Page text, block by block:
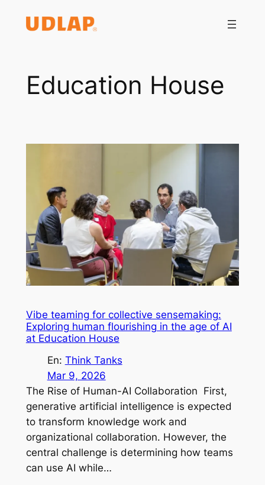
Education House
Vibe teaming for collective sensemaking:
Exploring human flourishing in the age of AI
at Education House
En: Think Tanks
Mar 9, 2026
The Rise of Human-AI Collaboration First,
generative artificial intelligence is expected
to transform knowledge work and
organizational collaboration. However, the
central challenge is determining how teams
can use AI while…